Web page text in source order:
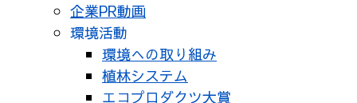
企業PR動画
環境活動
環境への取り組み
植林システム
エコプロダクツ大賞